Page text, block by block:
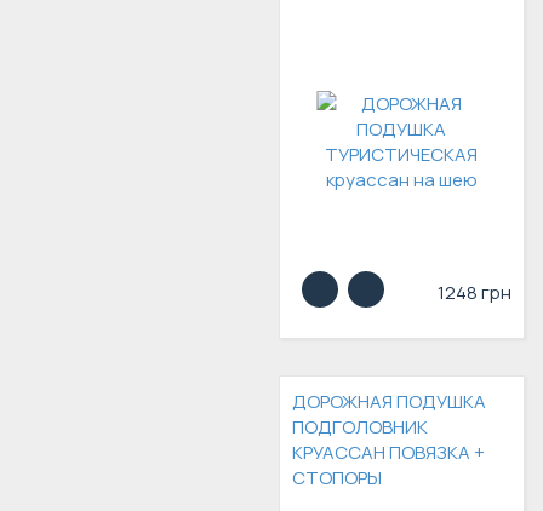
1248 грн
ДОРОЖНАЯ ПОДУШКА
ПОДГОЛОВНИК
КРУАССАН ПОВЯЗКА +
СТОПОРЫ